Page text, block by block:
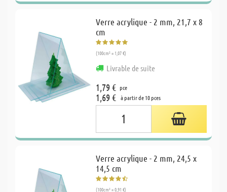
Verre acrylique - 2 mm, 21,7 x 8
cm
(100cm² = 1,07 €)
Livrable de suite
1,79 € pce
1,69 € à partir de 10 pces
Verre acrylique - 2 mm, 24,5 x
14,5 cm
(100cm² = 0,91 €)